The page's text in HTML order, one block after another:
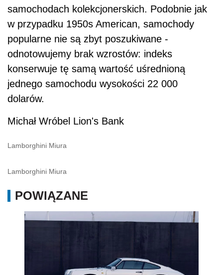
samochodach kolekcjonerskich. Podobnie jak
w przypadku 1950s American, samochody
popularne nie są zbyt poszukiwane -
odnotowujemy brak wzrostów: indeks
konserwuje tę samą wartość uśrednioną
jednego samochodu wysokości 22 000
dolarów.
Michał Wróbel Lion's Bank
Lamborghini Miura
Lamborghini Miura
POWIĄZANE